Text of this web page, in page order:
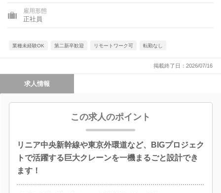
雇用形態
正社員
業種未経験OK 第二新卒歓迎 リモートワーク可 転勤なし
掲載終了日：2026/07/16
求人情報
この求人のポイント
リニア中央新幹線や東京外環道など、BIGプロジェク
トで活躍する巨大クレーンを一機まるごと設計でき
ます！